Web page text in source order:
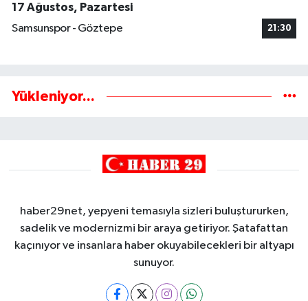
17 Ağustos, Pazartesi
Samsunspor - Göztepe
21:30
Yükleniyor...
haber29net, yepyeni temasıyla sizleri buluştururken,
sadelik ve modernizmi bir araya getiriyor. Şatafattan
kaçınıyor ve insanlara haber okuyabilecekleri bir altyapı
sunuyor.